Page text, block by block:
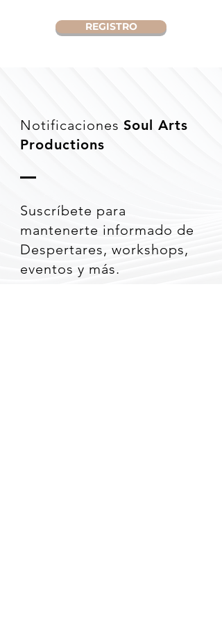
REGISTRO
Notificaciones Soul Arts
Productions
Suscríbete para
mantenerte informado de
Despertares, workshops,
eventos y más.